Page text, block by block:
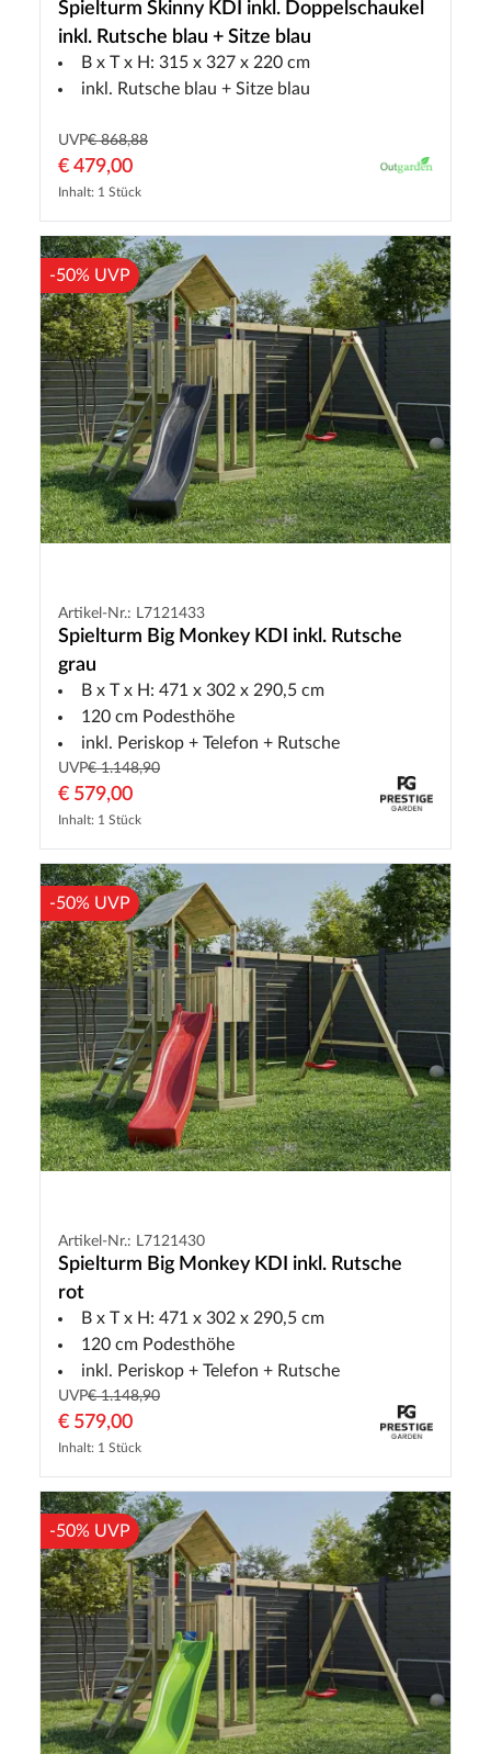
Spielturm Skinny KDI inkl. Doppelschaukel
inkl. Rutsche blau + Sitze blau
B x T x H: 315 x 327 x 220 cm
inkl. Rutsche blau + Sitze blau
UVP€ 868,88
€ 479,00
Inhalt: 1 Stück
-50% UVP
Artikel-Nr.: L7121433
Spielturm Big Monkey KDI inkl. Rutsche
grau
B x T x H: 471 x 302 x 290,5 cm
120 cm Podesthöhe
inkl. Periskop + Telefon + Rutsche
UVP€ 1.148,90
€ 579,00
Inhalt: 1 Stück
-50% UVP
Artikel-Nr.: L7121430
Spielturm Big Monkey KDI inkl. Rutsche
rot
B x T x H: 471 x 302 x 290,5 cm
120 cm Podesthöhe
inkl. Periskop + Telefon + Rutsche
UVP€ 1.148,90
€ 579,00
Inhalt: 1 Stück
-50% UVP